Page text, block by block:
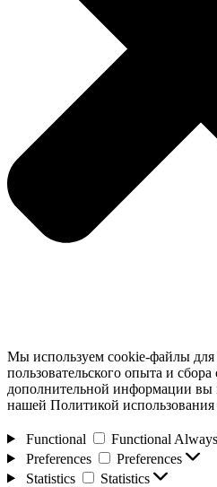
Мы используем cookie-файлы
пользовательского опыта и
дополнительной информации вы
нашей Политикой
Functional Functional
Preferences
Preferences
Statistics
Statistics